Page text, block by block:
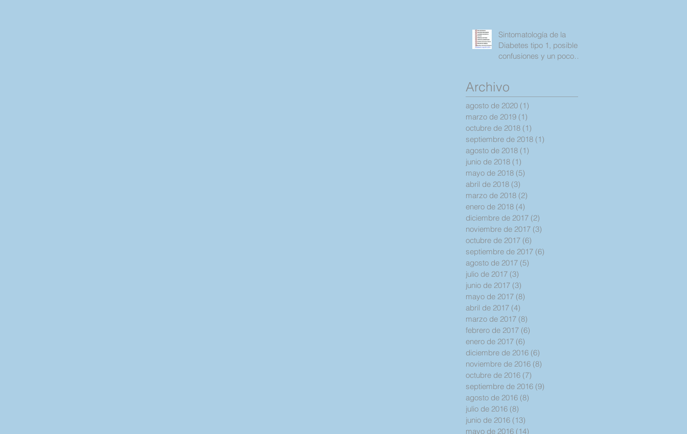
Sintomatología de la
Diabetes tipo 1, posibles
confusiones y un poco
Archivo
agosto de 2020 (1)
marzo de 2019 (1)
octubre de 2018 (1)
septiembre de 2018 (1)
agosto de 2018 (1)
junio de 2018 (1)
mayo de 2018 (5)
abril de 2018 (3)
marzo de 2018 (2)
enero de 2018 (4)
diciembre de 2017 (2)
noviembre de 2017 (3)
octubre de 2017 (6)
septiembre de 2017 (6)
agosto de 2017 (5)
julio de 2017 (3)
junio de 2017 (3)
mayo de 2017 (8)
abril de 2017 (4)
marzo de 2017 (8)
febrero de 2017 (6)
enero de 2017 (6)
diciembre de 2016 (6)
noviembre de 2016 (8)
octubre de 2016 (7)
septiembre de 2016 (9)
agosto de 2016 (8)
julio de 2016 (8)
junio de 2016 (13)
mayo de 2016 (14)